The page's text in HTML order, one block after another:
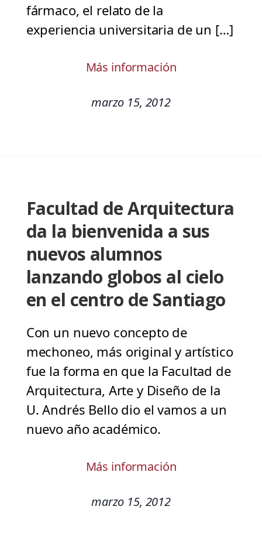
fármaco, el relato de la
experiencia universitaria de un […]
Más información
marzo 15, 2012
Facultad de Arquitectura
da la bienvenida a sus
nuevos alumnos
lanzando globos al cielo
en el centro de Santiago
Con un nuevo concepto de
mechoneo, más original y artístico
fue la forma en que la Facultad de
Arquitectura, Arte y Diseño de la
U. Andrés Bello dio el vamos a un
nuevo año académico.
Más información
marzo 15, 2012